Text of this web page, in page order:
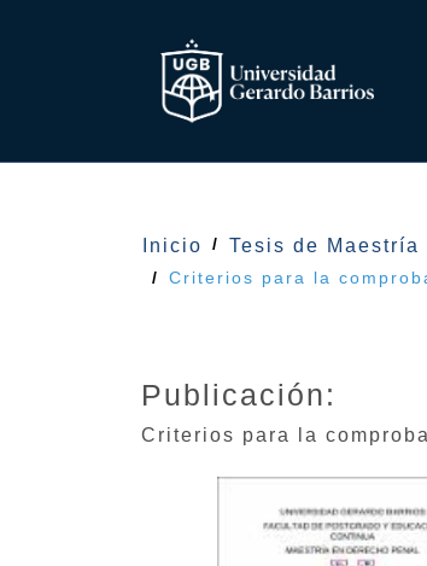
Inicio Tesis de Maestría
Criterios para la
Publicación:
Criterios para la